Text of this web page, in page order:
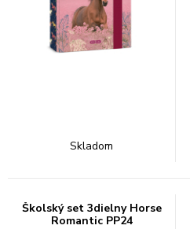
Skladom
Školský set 3dielny Horse
Romantic PP24